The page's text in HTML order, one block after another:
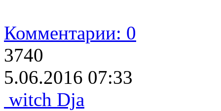
Комментарии: 0
3740
5.06.2016 07:33
witch Dja